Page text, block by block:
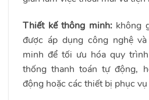
Thiết kế thông minh:không
được áp dụng công nghệ
minh để tối ưu hóa quy
thống thanh toán tự động,
động hoặc các thiết bị phục